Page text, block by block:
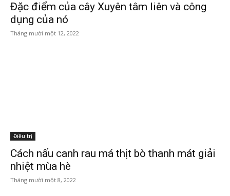
Đặc điểm của cây Xuyên tâm liên và công
dụng của nó
Tháng mười một 12, 2022
Điều trị
Cách nấu canh rau má thịt bò thanh mát giải
nhiệt mùa hè
Tháng mười một 8, 2022